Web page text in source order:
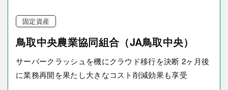
固定資産
鳥取中央農業協同組合（JA鳥取中央）
サーバークラッシュを機にクラウド移行を決断 2ヶ月後
に業務再開を果たし大きなコスト削減効果も享受